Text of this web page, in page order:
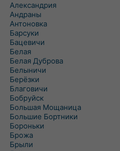
Александрия
Андраны
Антоновка
Барсуки
Бацевичи
Белая
Белая Дуброва
Белыничи
Берёзки
Благовичи
Бобруйск
Большая Мощаница
Большие Бортники
Бороньки
Брожа
Брыли